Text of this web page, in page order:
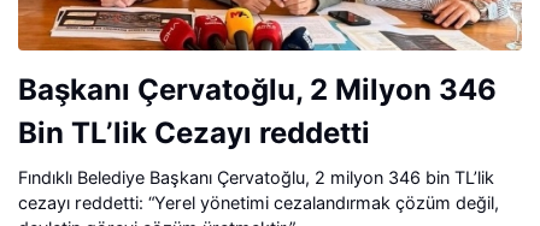
Başkanı Çervatoğlu, 2 Milyon 346
Bin TL’lik Cezayı reddetti
Fındıklı Belediye Başkanı Çervatoğlu, 2 milyon 346 bin TL’lik
cezayı reddetti: “Yerel yönetimi cezalandırmak çözüm değil,